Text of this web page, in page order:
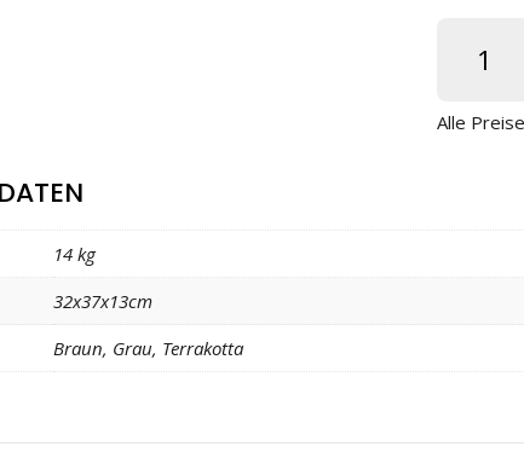
"Softi"
Alle
14 kg
32x37x13cm
Braun, Grau, Terrakotta